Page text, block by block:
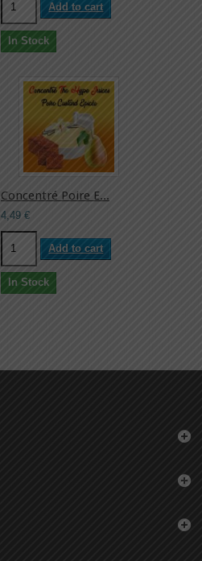
Add to cart
In Stock
Concentré Poire E...
4,49 €
Add to cart
In Stock